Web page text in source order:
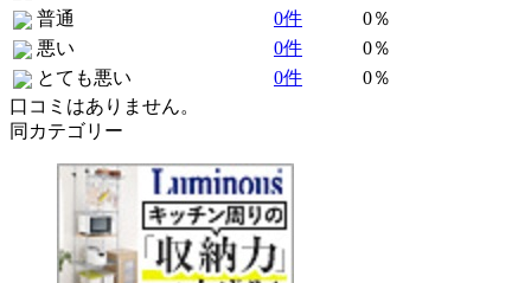
普通
0件
0％
悪い
0件
0％
とても悪い
0件
0％
口コミはありません。
同カテゴリー